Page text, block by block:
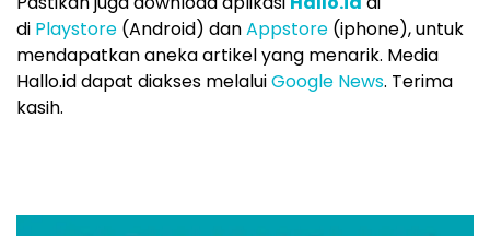
di Playstore (Android) danAppstore (iphone), untuk
mendapatkan aneka artikel yang menarik. Media
Hallo.id dapat diakses melaluiGoogle News. Terima
kasih.